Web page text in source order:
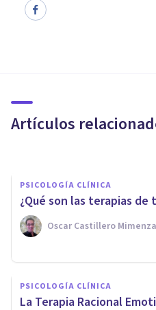
Artículos
Ellis
PSICOLOGÍA CLÍNICA
¿Qué son las terapias
Oscar Castillero Mimenza
PSICOLOGÍA CLÍNICA
La Terapia Racional
Albert Ellis:
creador de la